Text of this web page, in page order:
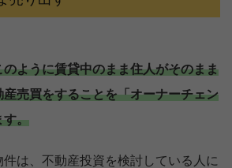
ように賃貸中のまま住人がそのまま
売買をすることを「オーナーチェン
す。
は、不動産投資を検討している人に